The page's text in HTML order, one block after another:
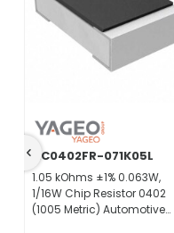
AC0402FR-071K05L
1.05 kOhms ±1% 0.063W,
1/16W Chip Resistor 0402
(1005 Metric) Automotive